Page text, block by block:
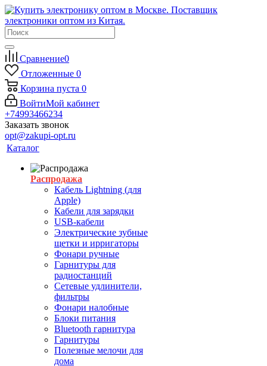
Сравнение0
Отложенные 0
Корзина пуста 0
ВойтиМой кабинет
+74993466234
Заказать звонок
opt@zakupi-opt.ru
Каталог
Распродажа
Кабель Lightning (для
Apple)
Кабели для зарядки
USB-кабели
Электрические зубные
щетки и ирригаторы
Фонари ручные
Гарнитуры для
радиостанций
Сетевые удлинители,
фильтры
Фонари налобные
Блоки питания
Bluetooth гарнитура
Гарнитуры
Полезные мелочи для
дома